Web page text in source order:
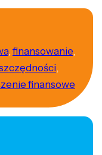
, finansowanie,
,
finansowe